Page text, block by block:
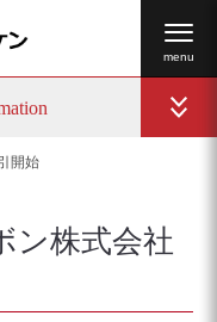
開始
ン株式会社